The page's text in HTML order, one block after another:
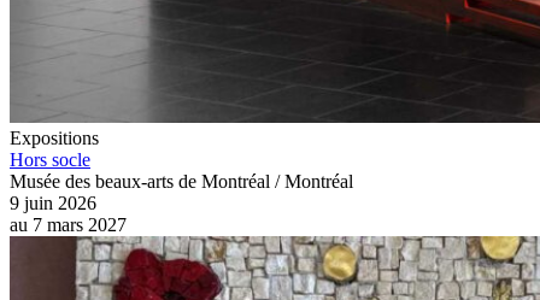
Expositions
Hors socle
Musée des beaux-arts de Montréal / Montréal
9 juin 2026
au 7 mars 2027